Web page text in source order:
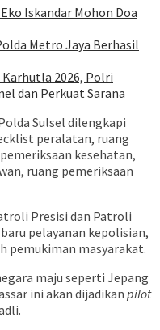
Iskandar Mohon Doa
Metro Jaya Berhasil
2026, Polri
dan Perkuat Sarana
Sulsel dilengkapi
peralatan, ruang
kesehatan,
ruang pemeriksaan
Presisi dan Patroli
pelayanan kepolisian,
pemukiman masyarakat.
maju seperti Jepang
ini akan dijadikan pilot